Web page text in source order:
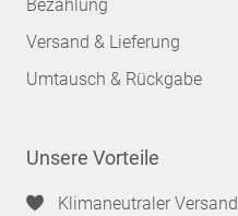
Bezahlung
Versand & Lieferung
Umtausch & Rückgabe
Unsere Vorteile
Klimaneutraler Versand